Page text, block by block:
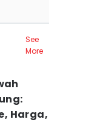
See
More
Harga,